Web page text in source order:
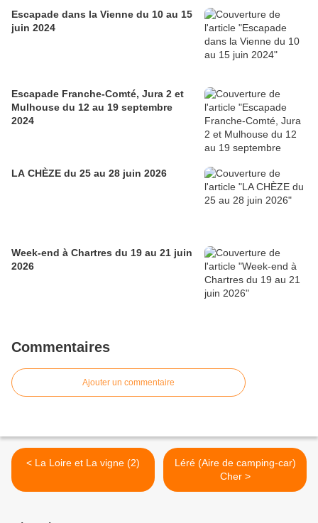
Escapade dans la Vienne du 10 au 15
juin 2024
Escapade Franche-Comté, Jura 2 et
Mulhouse du 12 au 19 septembre
2024
LA CHÈZE du 25 au 28 juin 2026
Week-end à Chartres du 19 au 21 juin
2026
Commentaires
Ajouter un commentaire
< La Loire et La vigne (2)
Léré (Aire de camping-car)
Cher >